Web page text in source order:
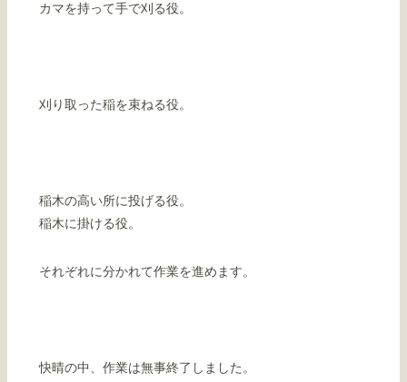
カマを持って手で刈る役。
刈り取った稲を束ねる役。
稲木の高い所に投げる役。
稲木に掛ける役。
それぞれに分かれて作業を進めます。
快晴の中、作業は無事終了しました。